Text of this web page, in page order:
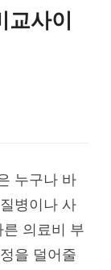
사이
누구나 바
병이나 사
의료비 부
을 덜어줄